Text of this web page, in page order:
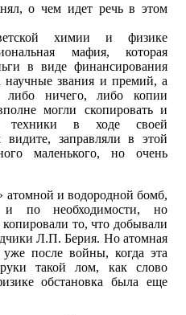
о чем идет речь в этом
химии и физике
мафия, которая
в виде финансирования
научные звания и премий, а
либо ничего, либо копии
могли скопировать и
техники в ходе своей
заправляли в этой
маленького, но очень
атомной и водородной бомб,
и по необходимости, но
то, что добывали
Л.П. Берия. Но атомная
уже после войны, когда эта
такой лом, как слово
обстановка была еще